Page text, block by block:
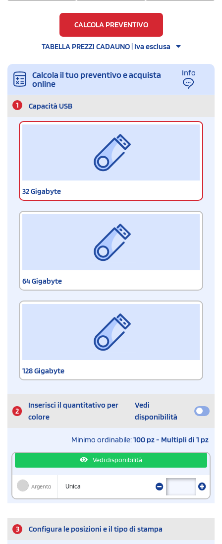
CALCOLA PREVENTIVO
TABELLA PREZZI CADAUNO | Iva esclusa
Calcola il tuo preventivo e acquista
online
Info
1 Capacità USB
32 Gigabyte
64 Gigabyte
128 Gigabyte
2
Inserisci il quantitativo per
colore
Vedi
disponibilità
Minimo ordinabile:100 pz - Multipli di 1 pz
Vedi disponibilità
Argento Unica
3 Configura le posizioni e il tipo di stampa